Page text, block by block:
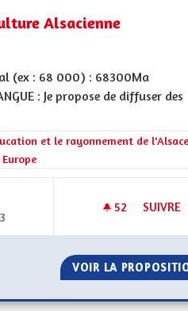
et climatiques
D'ÉNERGIES
Alsacienne
(ex : 68 000) : 68300Ma
: Je propose de diffuser des
de la catégorie : La Culture,
et le rayonnement de l'Alsace
52 52
SUIVRE
VOIR LA